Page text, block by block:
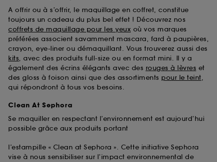
A offrir ou à s’offrir, le maquillage en coffret, constitue
toujours un cadeau du plus bel effet ! Découvrez nos
coffrets de maquillage pour les yeux où vos marques
préférées associent savamment mascara, fard à paupières,
crayon, eye-liner ou démaquillant. Vous trouverez aussi des
kits, avec des produits full-size ou en format mini. Il y a
également des écrins élégants avec des rouges à lèvres et
des gloss à foison ainsi que des assortiments pour le teint,
qui répondront à tous vos besoins.
Clean At Sephora
Se maquiller en respectant l’environnement est aujourd’hui
possible grâce aux produits portant
l’estampille « Clean at Sephora ». Cette initiative Sephora
vise à nous sensibiliser sur l’impact environnemental de